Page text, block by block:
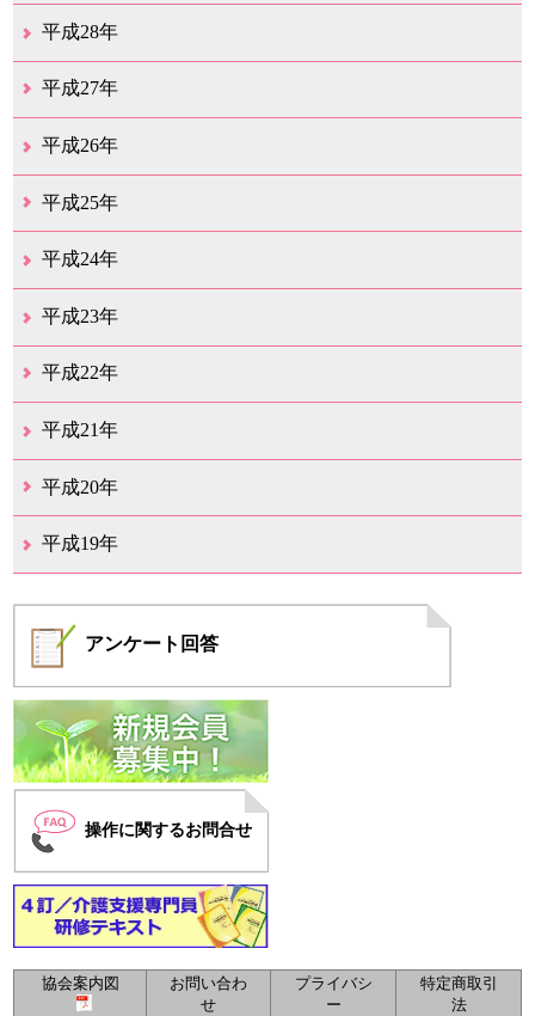
12月（22）
11月（11）
10月（22）
9月（31）
8月（20）
7月（29）
6月（6）
5月（13）
4月（10）
3月（10）
2月（5）
1月（6）
平成28年
12月（15）
11月（12）
10月（12）
9月（21）
8月（11）
7月（18）
6月（16）
5月（27）
4月（49）
3月（37）
2月（12）
1月（9）
平成27年
12月（23）
11月（12）
10月（11）
9月（15）
8月（4）
7月（11）
6月（20）
5月（14）
4月（26）
3月（29）
2月（17）
1月（9）
平成26年
12月（11）
11月（11）
10月（9）
9月（11）
8月（12）
7月（9）
6月（12）
5月（5）
4月（13）
3月（12）
2月（8）
1月（9）
平成25年
12月（12）
11月（6）
10月（7）
9月（10）
8月（6）
7月（9）
6月（7）
5月（8）
4月（7）
3月（12）
2月（17）
1月（7）
平成24年
12月（8）
11月（5）
10月（7）
9月（10）
8月（5）
7月（7）
6月（9）
5月（7）
4月（6）
3月（12）
2月（2）
1月（4）
平成23年
12月（6）
11月（6）
10月（14）
9月（5）
8月（8）
7月（7）
6月（9）
5月（10）
4月（12）
3月（3）
2月（2）
平成22年
12月（1）
11月（5）
10月（7）
9月（15）
8月（12）
7月（11）
6月（12）
5月（6）
4月（4）
3月（17）
2月（7）
1月（6）
平成21年
12月（4）
11月（3）
10月（7）
9月（5）
8月（7）
7月（9）
6月（13）
5月（9）
4月（22）
3月（9）
2月（8）
平成20年
12月（6）
11月（4）
10月（6）
9月（4）
8月（1）
7月（6）
6月（1）
5月（1）
4月（1）
3月（2）
2月（4）
1月（2）
平成19年
アンケート 回答
操作に関するお問合せ
協会案内図
お問い合わ
せ
プライバシ
ー
特定商取引
法